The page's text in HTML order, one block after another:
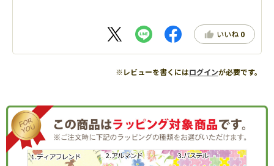
いいね 0
※レビューを書くにはログインが必要です。